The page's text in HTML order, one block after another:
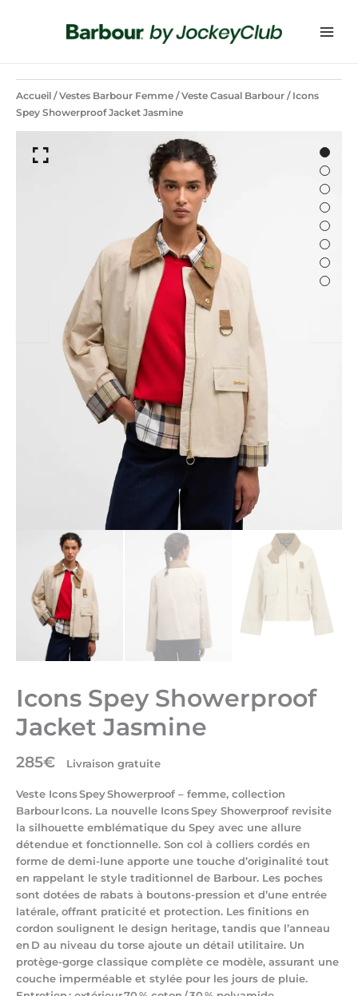
Accueil /Vestes Barbour Femme /Veste Casual Barbour / Icons
Spey Showerproof Jacket Jasmine
Icons Spey Showerproof
Jacket Jasmine
285€ Livraison gratuite
Veste Icons Spey Showerproof – femme, collection
Barbour Icons. La nouvelle Icons Spey Showerproof revisite
la silhouette emblématique du Spey avec une allure
détendue et fonctionnelle. Son col à colliers cordés en
forme de demi-lune apporte une touche d’originalité tout
en rappelant le style traditionnel de Barbour. Les poches
sont dotées de rabats à boutons-pression et d’une entrée
latérale, offrant praticité et protection. Les finitions en
cordon soulignent le design heritage, tandis que l’anneau
en D au niveau du torse ajoute un détail utilitaire. Un
protège-gorge classique complète ce modèle, assurant une
couche imperméable et stylée pour les jours de pluie.